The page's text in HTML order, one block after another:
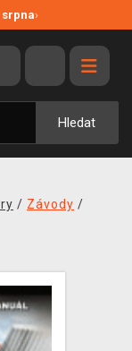
srpna›
Hledat
/ Závody /